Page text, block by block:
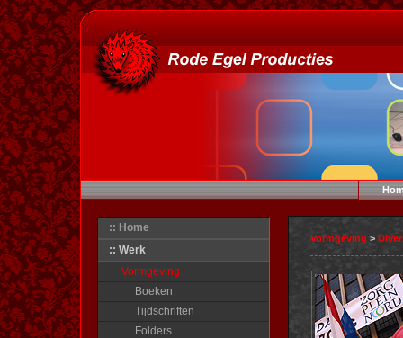
:: Home
:: Werk
Vormgeving
Boeken
Tijdschriften
Folders
Vormgeving >